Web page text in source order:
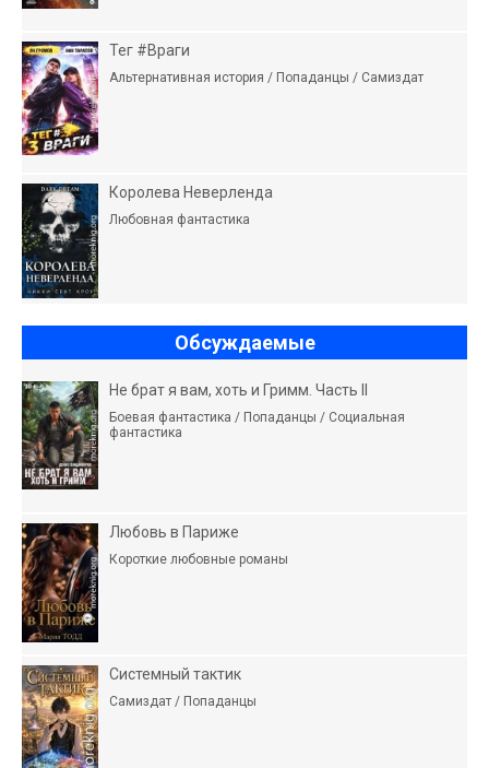
Тег #Враги
Альтернативная история / Попаданцы / Самиздат
Королева Неверленда
Любовная фантастика
Обсуждаемые
Не брат я вам, хоть и Гримм. Часть II
Боевая фантастика / Попаданцы / Социальная
фантастика
Любовь в Париже
Короткие любовные романы
Системный тактик
Самиздат / Попаданцы